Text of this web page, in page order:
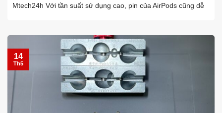
Mtech24h Với tần suất sử dụng cao, pin của AirPods cũng dễ
14
Th5